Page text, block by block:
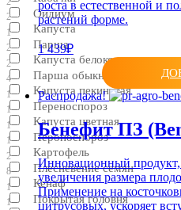
2
Капуста
2
Капуста белокочанная
4
Капуста пекинская
1
Капуста цветная
1
Картофель
8
Кенаф
1
Оидиум
1
Парша
2
Парша обыкновенная
1
Переноспороз
1
Пероноспороз
2
Плесневение семян
1
Покрытая головня
роста в естественной и
растений форме.
1 439₽
Распродажа!
Бенефит ПЗ
Инновационный продукт,
увеличения размера
Применение на
цитрусовых, ускоряет